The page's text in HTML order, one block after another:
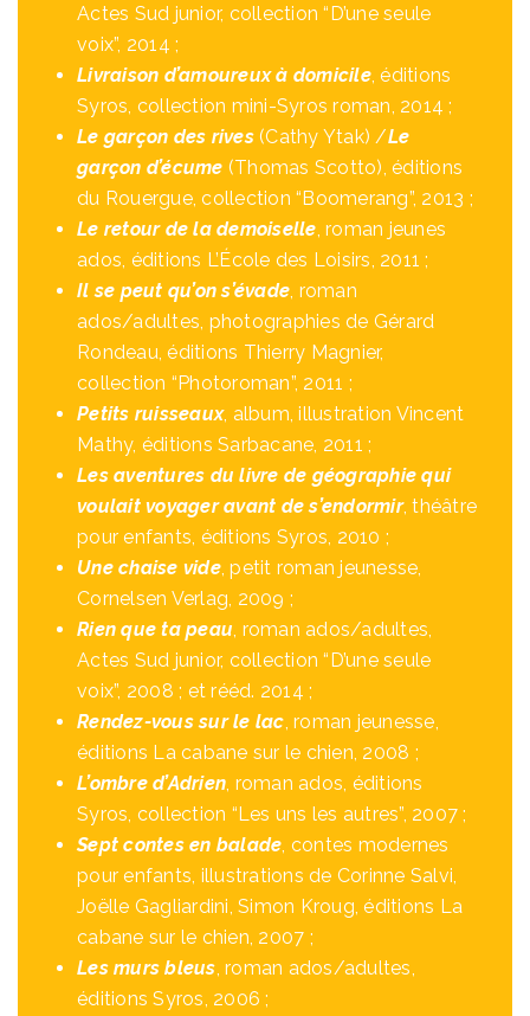
Actes Sud junior, collection “D’une seule
voix”, 2014 ;
Livraison d’amoureux à domicile, éditions
Syros, collection mini-Syros roman, 2014 ;
Le garçon des rives(Cathy Ytak) /Le
garçon d’écume (Thomas Scotto), éditions
du Rouergue, collection “Boomerang”, 2013 ;
Le retour de la demoiselle, roman jeunes
ados, éditions L’École des Loisirs, 2011 ;
Il se peut qu’on s’évade, roman
ados/adultes, photographies de Gérard
Rondeau, éditions Thierry Magnier,
collection “Photoroman”, 2011 ;
Petits ruisseaux, album, illustration Vincent
Mathy, éditions Sarbacane, 2011 ;
Les aventures du livre de géographie qui
voulait voyager avant de s’endormir, théâtre
pour enfants, éditions Syros, 2010 ;
Une chaise vide, petit roman jeunesse,
Cornelsen Verlag, 2009 ;
Rien que ta peau, roman ados/adultes,
Actes Sud junior, collection “D’une seule
voix”, 2008 ; et rééd. 2014 ;
Rendez-vous sur le lac, roman jeunesse,
éditions La cabane sur le chien, 2008 ;
L’ombre d’Adrien, roman ados, éditions
Syros, collection “Les uns les autres”, 2007 ;
Sept contes en balade, contes modernes
pour enfants, illustrations de Corinne Salvi,
Joëlle Gagliardini, Simon Kroug, éditions La
cabane sur le chien, 2007 ;
Les murs bleus, roman ados/adultes,
éditions Syros, 2006 ;